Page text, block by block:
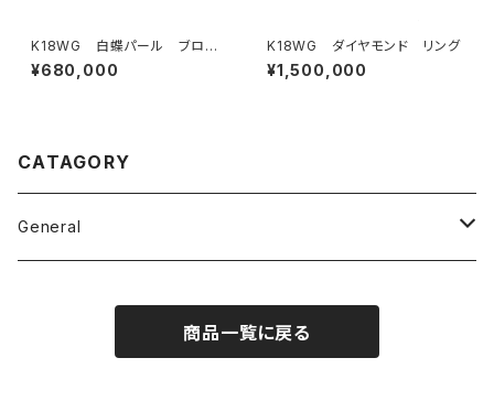
K18WG 白蝶パール ブロー
チ
¥680,000
K18WG ダイヤモンド リング
¥1,500,000
CATAGORY
General
商品一覧に戻る